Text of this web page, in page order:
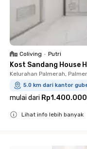
Coliving • Putri
Kost Sandang House
Kelurahan Palmerah,
5.0 km dari kantor
mulai dari Rp1.400.000
Lihat info lebih banyak